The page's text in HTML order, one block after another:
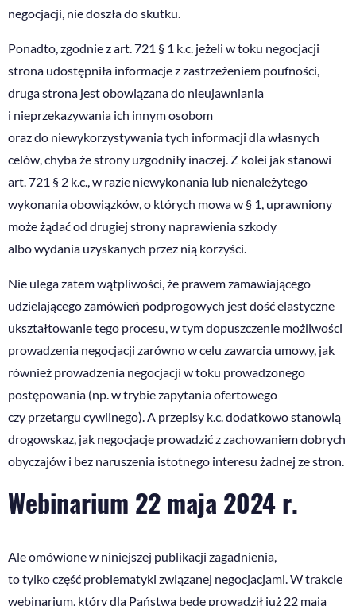
negocjacji, nie doszła do skutku.
Ponadto, zgodnie z art. 721 § 1 k.c. jeżeli w toku negocjacji
strona udostępniła informacje z zastrzeżeniem poufności,
druga strona jest obowiązana do nieujawniania
i nieprzekazywania ich innym osobom
oraz do niewykorzystywania tych informacji dla własnych
celów, chyba że strony uzgodniły inaczej. Z kolei jak stanowi
art. 721 § 2 k.c., w razie niewykonania lub nienależytego
wykonania obowiązków, o których mowa w § 1, uprawniony
może żądać od drugiej strony naprawienia szkody
albo wydania uzyskanych przez nią korzyści.
Nie ulega zatem wątpliwości, że prawem zamawiającego
udzielającego zamówień podprogowych jest dość elastyczne
ukształtowanie tego procesu, w tym dopuszczenie możliwości
prowadzenia negocjacji zarówno w celu zawarcia umowy, jak
również prowadzenia negocjacji w toku prowadzonego
postępowania (np. w trybie zapytania ofertowego
czy przetargu cywilnego). A przepisy k.c. dodatkowo stanowią
drogowskaz, jak negocjacje prowadzić z zachowaniem dobrych
obyczajów i bez naruszenia istotnego interesu żadnej ze stron.
Webinarium 22 maja 2024 r.
Ale omówione w niniejszej publikacji zagadnienia,
to tylko część problematyki związanej negocjacjami. W trakcie
webinarium, który dla Państwa będę prowadził już 22 maja